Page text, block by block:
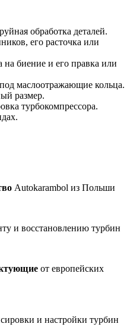
обработка деталей.
его расточка или
на биение и его правка или
маслоотражающие кольца.
размер.
турбокомпрессора.
Autokarambol из Польши
и восстановлению турбин
от европейских
и настройки турбин